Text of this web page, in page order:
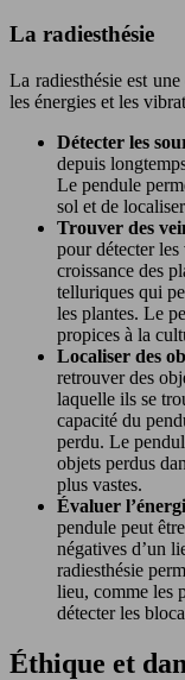
La radiesthésie
La radiesthésie est
les énergies et les
Détecter les
depuis
Le pendule
sol et de
Trouver des
pour détecter
croissance des
telluriques qui
les plantes. Le
propices à la
Localiser des
retrouver des
laquelle ils se
capacité du
perdu. Le
objets perdus
plus vastes.
Évaluer
pendule peut
négatives d’un
radiesthésie
lieu, comme les
détecter les
Éthique et